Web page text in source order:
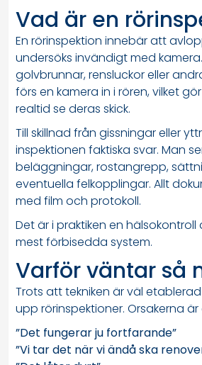
Vad är en
En rörinspektion innebär att
undersöks invändigt med
golvbrunnar, rensluckor eller
förs en kamera in i rören, vilket
realtid se deras skick.
Till skillnad från gissningar eller
inspektionen faktiska svar. Man
beläggningar, rostangrepp,
eventuella felkopplingar. Allt
med film och protokoll.
Det är i praktiken en
mest förbisedda system.
Varför väntar så
Trots att tekniken är väl
upp rörinspektioner. Orsakerna
”Det fungerar ju fortfarande”
”Vi tar det när vi ändå ska